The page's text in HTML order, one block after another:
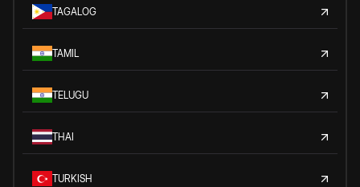
TAGALOG
TAMIL
TELUGU
THAI
TURKISH